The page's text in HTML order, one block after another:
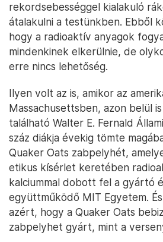
rekordsebességgel kialakuló
átalakulni a testünkben. Ebből
hogy a radioaktív anyagok
mindenkinek elkerülnie, de
erre nincs lehetőség.
Ilyen volt az is, amikor az
Massachusettsben, azon belül
található Walter E. Fernald
száz diákja évekig tömte
Quaker Oats zabpelyhét,
etikus kísérlet keretében
kalciummal dobott fel a gyártó
együttműködő MIT Egyetem.
azért, hogy a Quaker Oats
zabpelyhet gyárt, mint a